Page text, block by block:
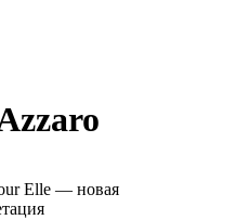
Elle — новая